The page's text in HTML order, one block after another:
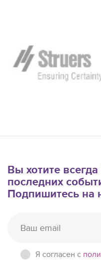
Вы хотите
последних
Подпишитесь на
Я согласен c